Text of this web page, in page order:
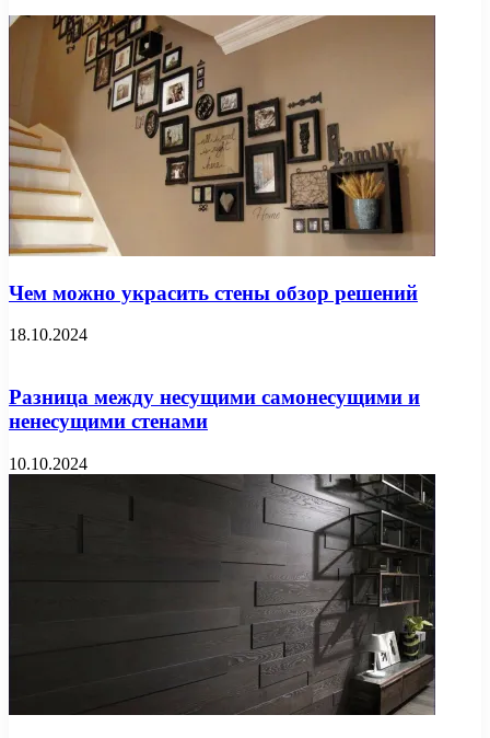
Чем можно украсить стены обзор решений
18.10.2024
Разница между несущими самонесущими и
ненесущими стенами
10.10.2024